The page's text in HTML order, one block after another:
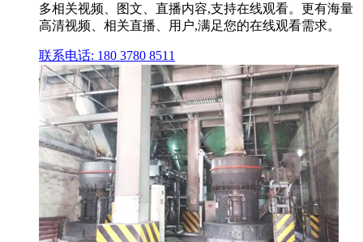
多相关视频、图文、直播内容,支持在线观看。更有海量
高清视频、相关直播、用户,满足您的在线观看需求。
联系电话: 180 3780 8511